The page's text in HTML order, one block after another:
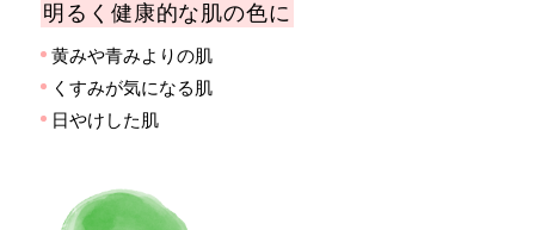
明るく健康的な肌の色に
黄みや青みよりの肌
くすみが気になる肌
日やけした肌